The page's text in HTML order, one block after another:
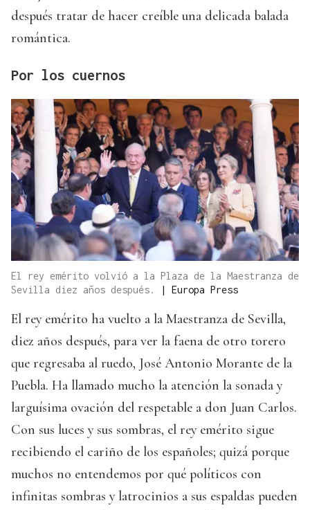
después tratar de hacer creíble una delicada balada
romántica.
Por los cuernos
El rey emérito volvió a la Plaza de la Maestranza de
Sevilla diez años después.
| Europa Press
El rey emérito ha vuelto a la Maestranza de Sevilla,
diez años después, para ver la faena de otro torero
que regresaba al ruedo, José Antonio Morante de la
Puebla. Ha llamado mucho la atención la sonada y
larguísima ovación del respetable a don Juan Carlos.
Con sus luces y sus sombras, el rey emérito sigue
recibiendo el cariño de los españoles; quizá porque
muchos no entendemos por qué políticos con
infinitas sombras y latrocinios a sus espaldas pueden